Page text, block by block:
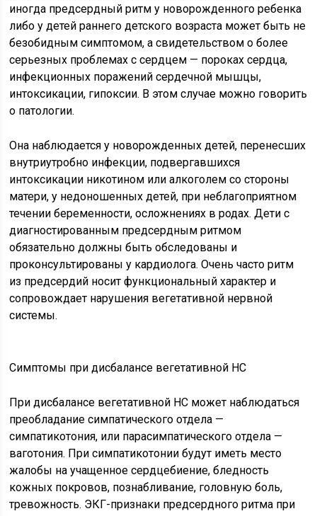
иногда предсердный ритм у новорожденного ребенка
либо у детей раннего детского возраста может быть не
безобидным симптомом, а свидетельством о более
серьезных проблемах с сердцем — пороках сердца,
инфекционных поражений сердечной мышцы,
интоксикации, гипоксии. В этом случае можно говорить
о патологии.
Она наблюдается у новорожденных детей, перенесших
внутриутробно инфекции, подвергавшихся
интоксикации никотином или алкоголем со стороны
матери, у недоношенных детей, при неблагоприятном
течении беременности, осложнениях в родах. Дети с
диагностированным предсердным ритмом
обязательно должны быть обследованы и
проконсультированы у кардиолога. Очень часто ритм
из предсердий носит функциональный характер и
сопровождает нарушения вегетативной нервной
системы.
Симптомы при дисбалансе вегетативной НС
При дисбалансе вегетативной НС может наблюдаться
преобладание симпатического отдела —
симпатикотония, или парасимпатического отдела —
ваготония. При симпатикотонии будут иметь место
жалобы на учащенное сердцебиение, бледность
кожных покровов, познабливание, головную боль,
тревожность. ЭКГ-признаки предсердного ритма при